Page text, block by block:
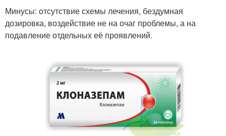
Минусы: отсутствие схемы лечения, бездумная
дозировка, воздействие не на очаг проблемы, а на
подавление отдельных её проявлений.